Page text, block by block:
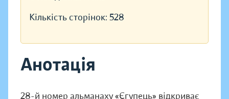
Кількість сторінок: 528
Анотація
28-й номер альманаху «Єгупець» відкриває